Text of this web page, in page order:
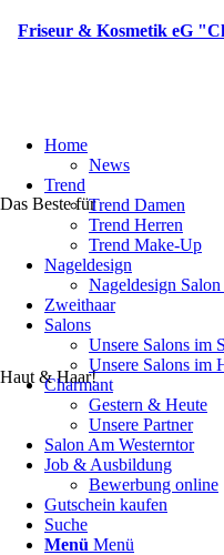
Das Beste für
Haut & Haar!
Home
News
Trend
Trend Damen
Trend Herren
Trend Make-Up
Nageldesign
Nageldesign
Zweithaar
Salons
Unsere Salons im
Unsere Salons im
Charmant
Gestern & Heute
Unsere Partner
Salon Am Westerntor
Job & Ausbildung
Bewerbung online
Gutschein kaufen
Suche
Menü Menü